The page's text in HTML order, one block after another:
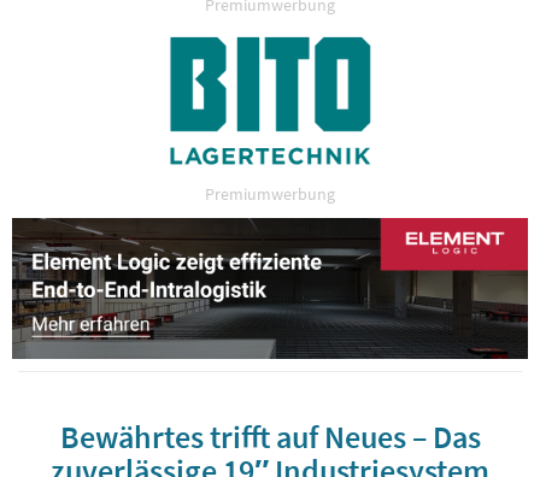
Premiumwerbung
Premiumwerbung
Bewährtes trifft auf Neues – Das